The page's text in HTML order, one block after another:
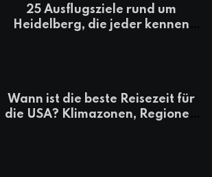
25 Ausflugsziele rund um
Heidelberg, die jeder kennen
Wann ist die beste Reisezeit für
die USA? Klimazonen, Regionen